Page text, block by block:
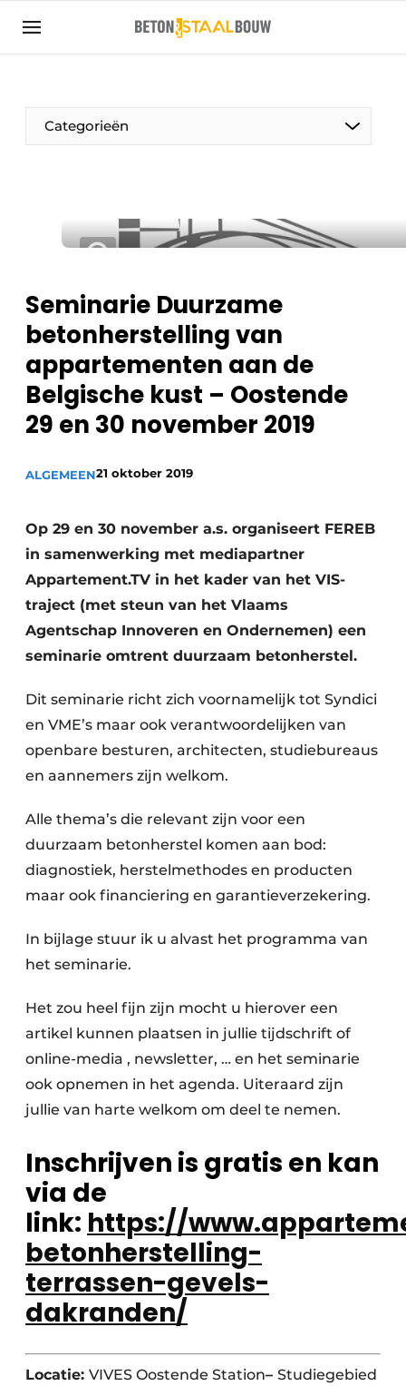
Aanmelden
Artikelen
Bedrijven
Contact
Evenement aanmelden
Meest gelezen
Nieuwsbrief
Podcasts
Privacy / Cookie statement
Video’s
Categorieën
Seminarie Duurzame
betonherstelling van
appartementen aan de
Belgische kust – Oostende
29 en 30 november 2019
ALGEMEEN21 oktober 2019
Op 29 en 30 november a.s. organiseert FEREB
in samenwerking met mediapartner
Appartement.TV in het kader van het VIS-
traject (met steun van het Vlaams
Agentschap Innoveren en Ondernemen) een
seminarie omtrent duurzaam betonherstel.
Dit seminarie richt zich voornamelijk tot Syndici
en VME’s maar ook verantwoordelijken van
openbare besturen, architecten, studiebureaus
en aannemers zijn welkom.
Alle thema’s die relevant zijn voor een
duurzaam betonherstel komen aan bod:
diagnostiek, herstelmethodes en producten
maar ook financiering en garantieverzekering.
In bijlage stuur ik u alvast het programma van
het seminarie.
Het zou heel fijn zijn mocht u hierover een
artikel kunnen plaatsen in jullie tijdschrift of
online-media , newsletter, … en het seminarie
ook opnemen in het agenda. Uiteraard zijn
jullie van harte welkom om deel te nemen.
Inschrijven is gratis en kan
via de
link: https://
betonherstelling-
terrassen-gevels-
dakranden/
Locatie: VIVES Oostende Station– Studiegebied